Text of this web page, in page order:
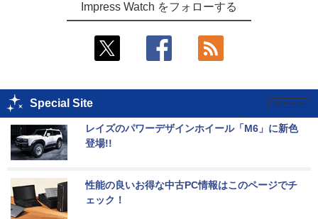
Impress Watch をフォローする
Special Site
レイズのパワーデザインホイール「M6」に新色
登場!!
性能の良いお得な中古PC情報はこのページでチ
ェック！